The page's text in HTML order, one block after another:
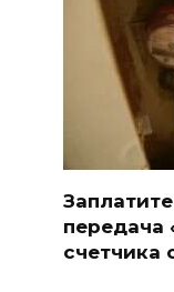
передача
счетчика